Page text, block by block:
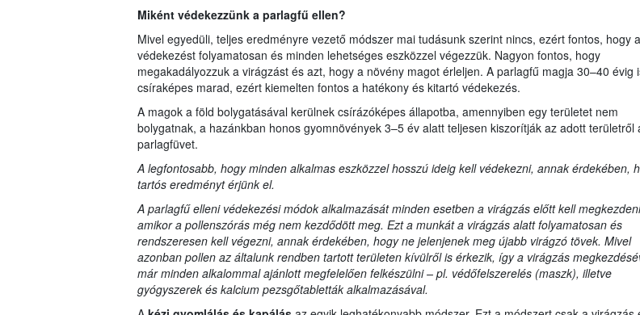
Miként védekezzünk a parlagfű ellen?
Mivel egyedüli, teljes eredményre vezető módszer mai tudásunk szerint nincs, ezért fontos, hogy a
védekezést folyamatosan és minden lehetséges eszközzel végezzük. Nagyon fontos, hogy
megakadályozzuk a virágzást és azt, hogy a növény magot érleljen. A parlagfű magja 30–40 évig
csíraképes marad, ezért kiemelten fontos a hatékony és kitartó védekezés.
A magok a föld bolygatásával kerülnek csírázóképes állapotba, amennyiben egy területet nem
bolygatnak, a hazánkban honos gyomnövények 3–5 év alatt teljesen kiszorítják az adott területről
parlagfüvet.
A legfontosabb, hogy minden alkalmas eszközzel hosszú ideig kell védekezni, annak érdekében,
tartós eredményt érjünk el.
A parlagfű elleni védekezési módok alkalmazását minden esetben a virágzás előtt kell
amikor a pollenszórás még nem kezdődött meg. Ezt a munkát a virágzás alatt folyamatosan és
rendszeresen kell végezni, annak érdekében, hogy ne jelenjenek meg újabb virágzó tövek. Mivel
azonban pollen az általunk rendben tartott területen kívülről is érkezik, így a virágzás
már minden alkalommal ajánlott megfelelően felkészülni – pl. védőfelszerelés (maszk), illetve
gyógyszerek és kalcium pezsgőtabletták alkalmazásával.